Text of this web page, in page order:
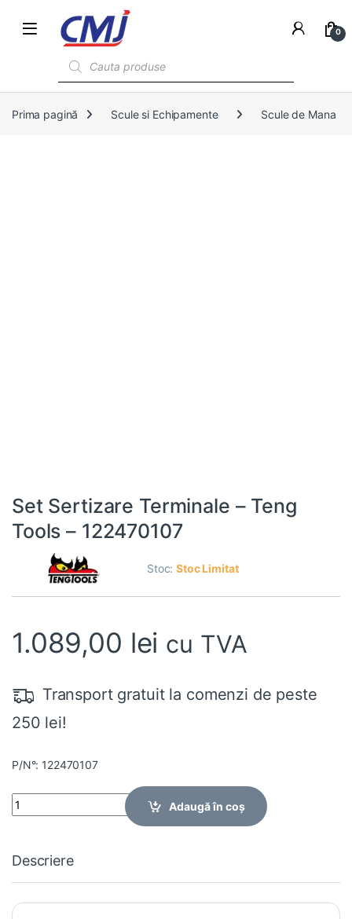
0
Prima pagină Scule si Echipamente Scule de Mana
Set Sertizare Terminale – Teng
Tools – 122470107
Stoc:Stoc Limitat
1.089,00 lei cu TVA
Transport gratuit la comenzi de peste
250 lei!
P/N°: 122470107
Quantity
Adaugă în coș
Descriere